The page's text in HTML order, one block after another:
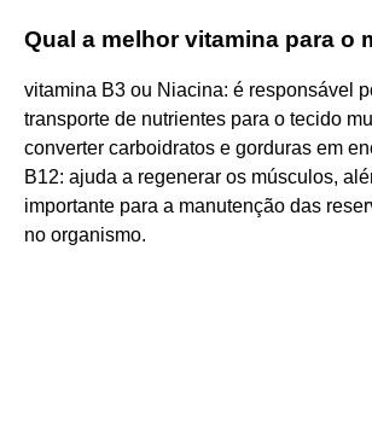
Qual a melhor vitamina para o
vitamina B3 ou Niacina: é responsável
transporte de nutrientes para o tecido
converter carboidratos e gorduras em
B12: ajuda a regenerar os músculos,
importante para a manutenção das
no organismo.